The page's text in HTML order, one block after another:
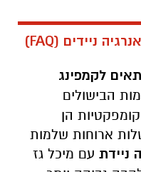
ניידים (FAQ
)
לקמפינג
הבישולים
הן
ארוחות שלמות
ניידת עם מיכל גז